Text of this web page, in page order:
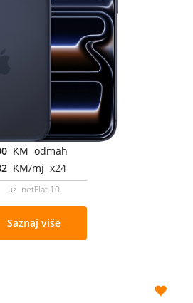
KM odmah
KM/mj x24
uz netFlat 10
Saznaj više